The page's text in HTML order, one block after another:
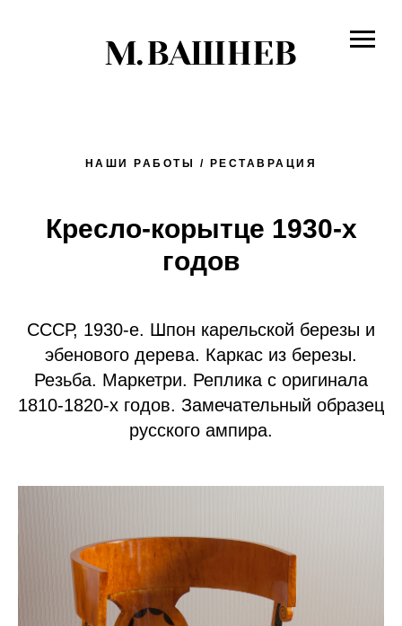
НАШИ РАБОТЫ / РЕСТАВРАЦИЯ
Кресло-корытце 1930-х
годов
СССР, 1930-е. Шпон карельской березы и
эбенового дерева. Каркас из березы.
Резьба. Маркетри. Реплика с оригинала
1810-1820-х годов. Замечательный образец
русского ампира.